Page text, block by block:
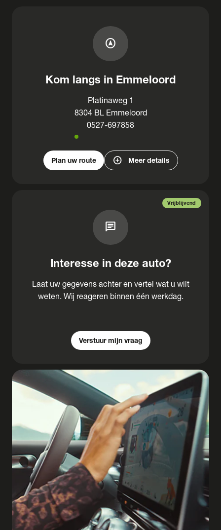
assistant_navigation
Kom langs in Emmeloord
Platinaweg 1
8304 BL Emmeloord
0527-697858
Plan uw route add_circle Meer details
Vrijblijvend
chat
Interesse in deze auto?
Laat uw gegevens achter en vertel wat u wilt
weten. Wij reageren binnen één werkdag.
Verstuur mijn vraag